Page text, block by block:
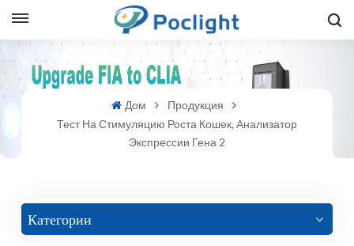
Дом
Продукция
Тест На Стимуляцию Роста Кошек, Анализатор
Экспрессии Гена 2
Категории